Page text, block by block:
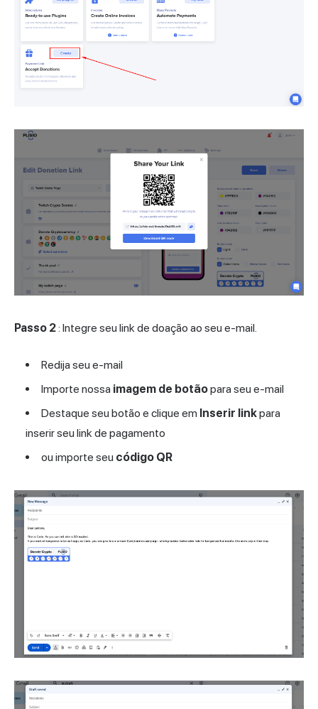
Passo 2: Integre seu link de doação ao seu e-mail.
Redija seu e-mail
Importe nossa imagem de botãopara seu e-mail
Destaque seu botão e clique em Inserir linkpara
inserir seu link de pagamento
ou importe seu código QR